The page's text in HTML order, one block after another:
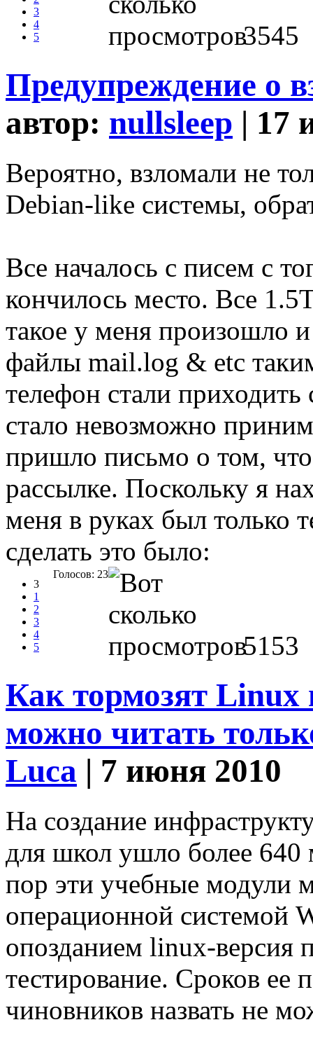
3
4
5
3545
Предупреждение о
автор: nullsleep | 17
Вероятно, взломали не
Debian-like системы,
Все началось с писем с
кончилось место. Все
такое у меня произошло
файлы mail.log & etc
телефон стали
стало невозможно
пришло письмо о том,
рассылке. Поскольку я
меня в руках был только
сделать это было:
3
1
2
3
4
5
Голосов: 23
5153
Как тормозят
можно читать
Luca | 7 июня 2010
На создание
для школ ушло более
пор эти учебные модули
операционной системой
опозданием linux-версия
тестирование. Сроков ее
чиновников назвать не